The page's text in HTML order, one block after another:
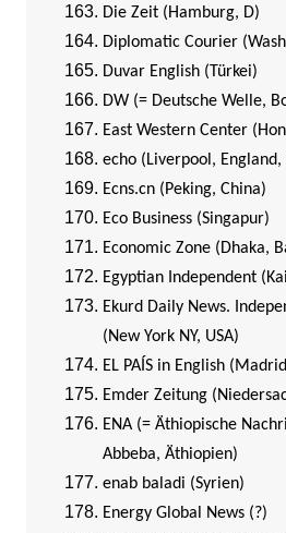
Die Zeit (Hamburg, D)
Diplomatic Courier
Duvar English (Türkei)
DW (= Deutsche Welle,
East Western Center
echo (Liverpool, England,
Ecns.cn (Peking, China)
Eco Business (Singapur)
Economic Zone (Dhaka,
Egyptian Independent
Ekurd Daily News.
(New York NY, USA)
EL PAÍS in English
Emder Zeitung
ENA (= Äthiopische
Abbeba, Äthiopien)
enab baladi (Syrien)
Energy Global News (?)